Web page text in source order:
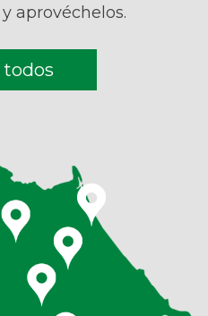
aprovéchelos.
todos